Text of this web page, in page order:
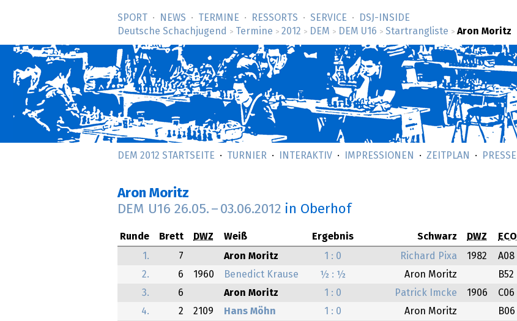
SPORT NEWS TERMINE RESSORTS SERVICE
DSJ-­INSIDE
Deutsche Schachjugend
> Termine > 2012 > DEM > DEM U16 > Startrangliste > Aron Moritz
DEM 2012 STARTSEITE TURNIER INTERAKTIV IMPRESSIONEN ZEITPLAN PRESSE
Aron Moritz
DEM U16 26.05. – 03.06.2012 in Oberhof
Runde Brett DWZ Weiß Ergebnis Schwarz DWZ
ECO
1.
7 Aron Moritz 1 : 0 Richard Pixa 1982
A08
2.
6 1960 Benedict Krause ½ : ½ Aron Moritz
B52
3.
6 Aron Moritz 1 : 0 Patrick Imcke 1906
C06
4.
2 2109 Hans Möhn 1 : 0 Aron Moritz
B06